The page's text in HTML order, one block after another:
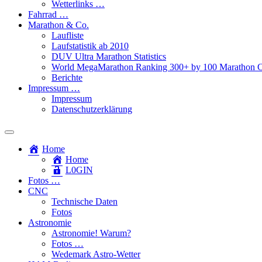
Wetterlinks …
Fahrrad …
Marathon & Co.
Laufliste
Laufstatistik ab 2010
DUV Ultra Marathon Statistics
World MegaMarathon Ranking 300+ by 100 Marathon
Berichte
Impressum …
Impressum
Datenschutzerklärung
Toggle
search
field
Home
Home
L​0​​GIN
Fotos …
CNC
Technische Daten
Fotos
Astronomie
Astronomie! Warum?
Fotos …
Wedemark Astro-Wetter